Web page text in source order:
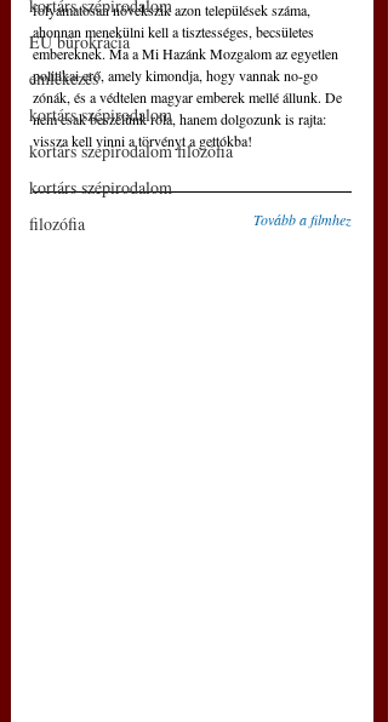
kortárs szépirodalom
EU bürokrácia
emlékezés
kortárs szépirodalom
kortárs szépirodalom filozófia
kortárs szépirodalom
filozófia
folyamatosan növekszik azon települések száma,
ahonnan menekülni kell a tisztességes, becsületes
embereknek. Ma a Mi Hazánk Mozgalom az egyetlen
politikai erő, amely kimondja, hogy vannak no-go
zónák, és a védtelen magyar emberek mellé állunk. De
nem csak beszélünk róla, hanem dolgozunk is rajta:
vissza kell vinni a törvényt a gettókba!
Tovább a filmhez